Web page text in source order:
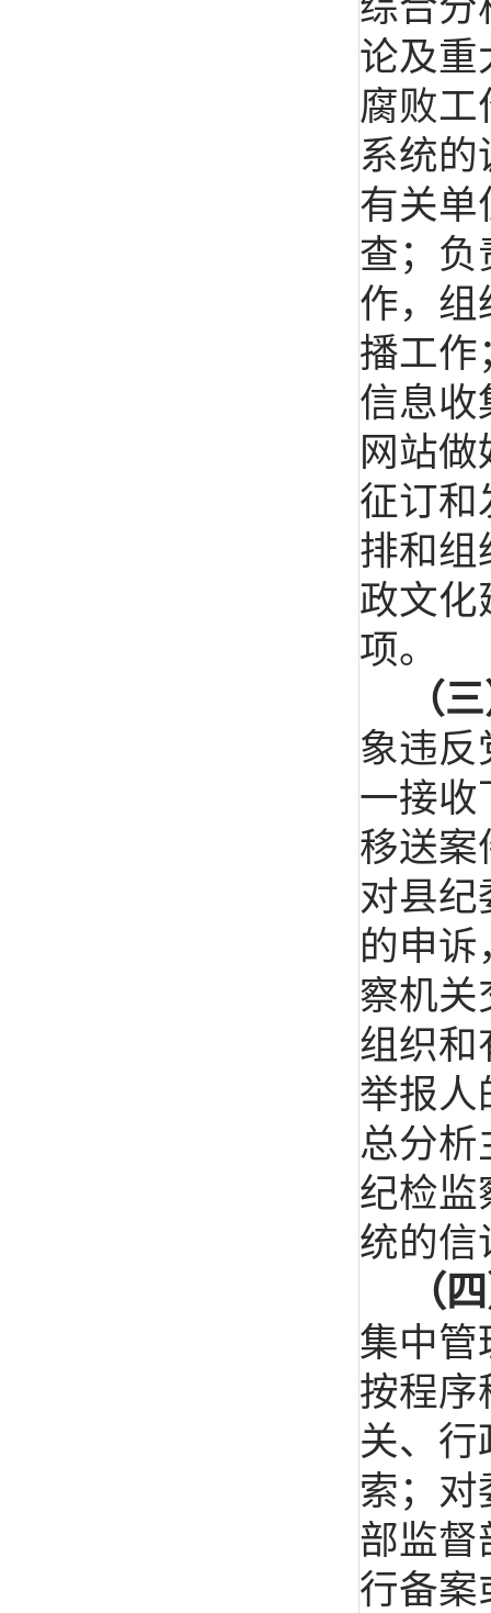
论及重
腐败工
系统的
有关单
查；负
作，组
播工作
信息收
网站
征订和
排和组
政文化
项。
（
象违反
一接收
移送案
对县纪
的申
察机关
组织和
举报人
总分析
纪检监
统的信
（
集中管
按程序
关、行
索；对
部监督
行备案